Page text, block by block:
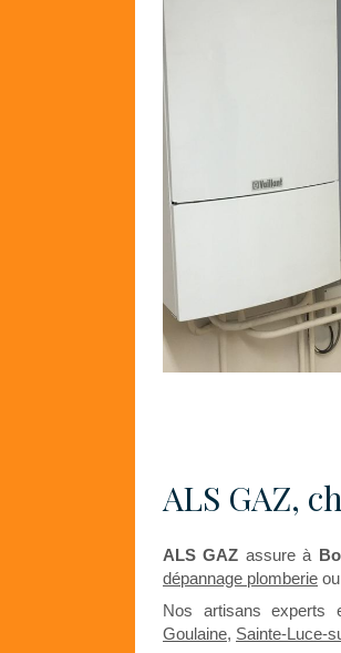
ALS GAZ,
ALS GAZ assure à
dépannage plomberie ou
Nos artisans
Goulaine, Sainte-Luce-